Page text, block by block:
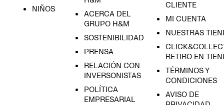
NIÑOS
ACERCA DEL
GRUPO H&M
SOSTENIBILIDAD
PRENSA
RELACIÓN CON
INVERSONISTAS
POLÍTICA
EMPRESARIAL
CLIENTE
MI CUENTA
NUESTRAS
RETIRO EN
TÉRMINOS Y
CONDICIONES
AVISO DE